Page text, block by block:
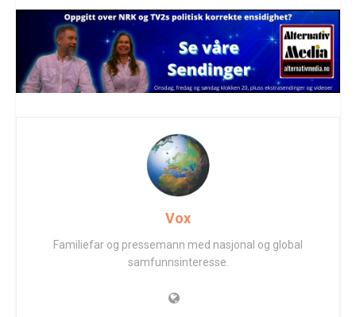
Vox
Familiefar og pressemann med nasjonal og global
samfunnsinteresse.